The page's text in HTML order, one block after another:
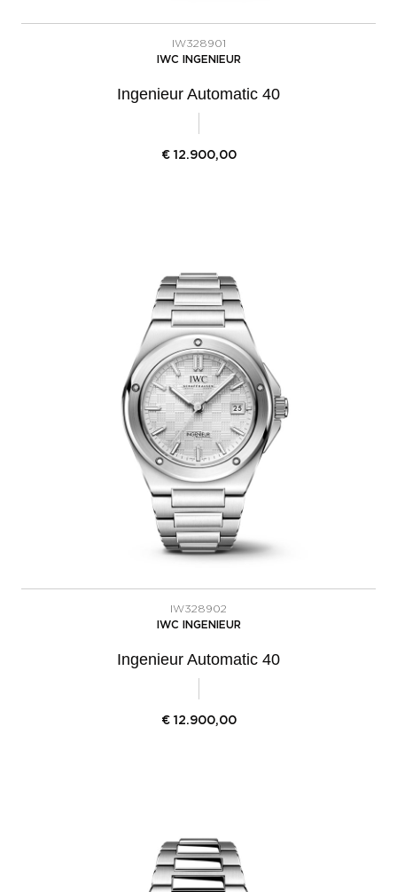
IW328901
IWC INGENIEUR
Ingenieur Automatic 40
€ 12.900,00
IW328902
IWC INGENIEUR
Ingenieur Automatic 40
€ 12.900,00